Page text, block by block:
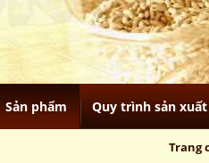
Sản phẩm Quy trình sản xuất
Trang